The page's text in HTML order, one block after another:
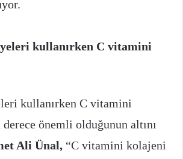
kullanırken C vitamini
kullanırken C vitamini
derece önemli olduğunun altını
Ali Ünal, “C vitamini kolajeni